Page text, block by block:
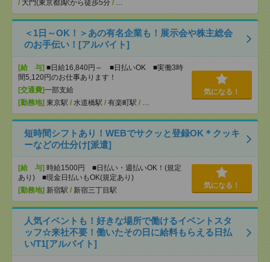
/ 大門(東京都)駅から徒歩5分 / …
＜1日～OK！＞あの有名企業も！展示会や株主総会
のお手伝い！[アルバイト]
[給 与] ■日給16,840円～ ■日払いOK ■実働3時
間5,120円のお仕事あります！
[交通費]一部支給
[勤務地] 東京駅 / 水道橋駅 / 有楽町駅 / …
気になる！
短時間シフトあり！WEBでサクッと登録OK＊クッキ
ーなどの仕分け[派遣]
[給 与] 時給1500円 ■日払い・週払いOK！(規定
あり) ■現金日払いもOK(規定あり)
[勤務地] 新宿駅 / 新宿三丁目駅
気になる！
人気イベントも！好きな場所で働けるイベントスタ
ッフ☆来社不要！働いたその日に給料もらえる日払
い/T1[アルバイト]